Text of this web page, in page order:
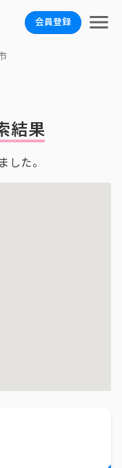
会員登録
結果
した。